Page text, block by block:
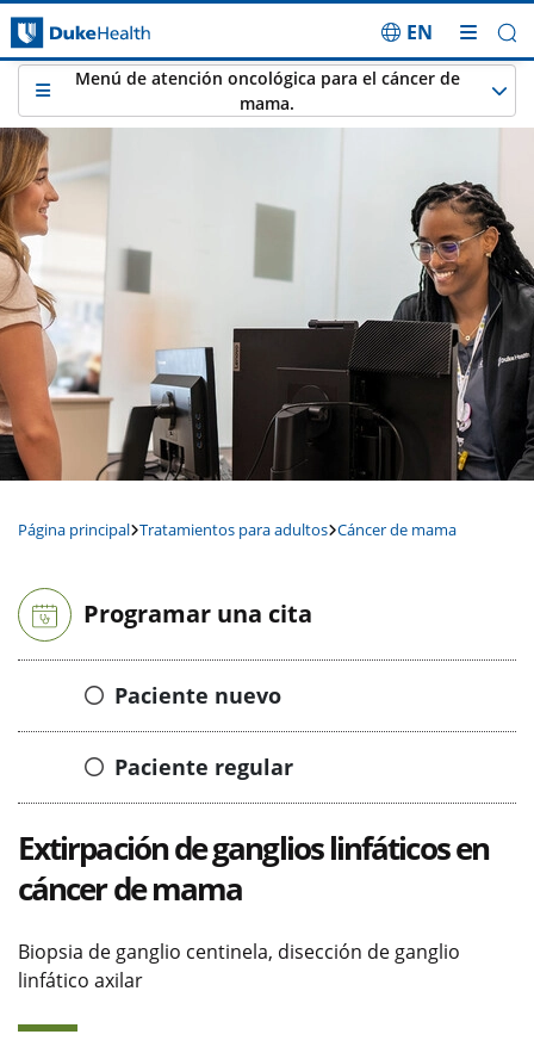
Saltar navegación
EN
Página principal Tratamientos para adultos Cáncer de mama
Menú de atención oncológica para el cáncer de
mama.
Programar una cita
Paciente nuevo
Paciente regular
Extirpación de ganglios linfáticos en
cáncer de mama
Biopsia de ganglio centinela, disección de ganglio
linfático axilar